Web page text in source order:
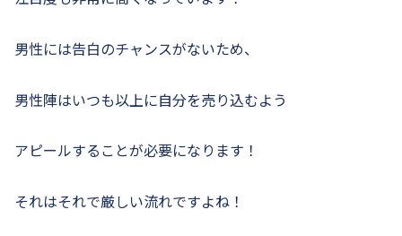
男性には告白のチャンスがないため、
男性陣はいつも以上に自分を売り込むよう
アピールすることが必要になります！
それはそれで厳しい流れですよね！